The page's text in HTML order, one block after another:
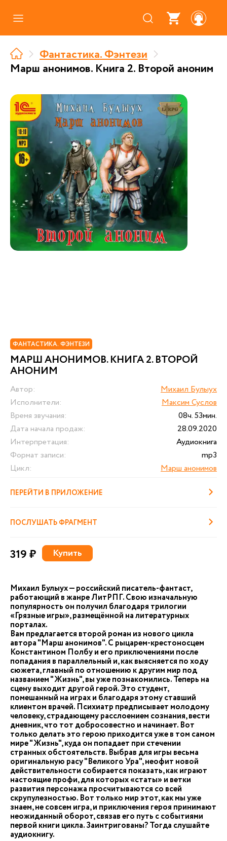
Где купить
О нас
Партнерам
Фантастика. Фэнтези
Марш анонимов. Книга 2. Второй аноним
ФАНТАСТИКА. ФЭНТЕЗИ
МАРШ АНОНИМОВ. КНИГА 2. ВТОРОЙ
АНОНИМ
Автор:
Михаил Булыух
Исполнители:
Максим Суслов
Время звучания:
08ч. 53мин.
Дата начала продаж:
28.09.2020
Интерпретация:
Аудиокнига
Формат записи:
mp3
Цикл:
Марш анонимов
ПЕРЕЙТИ В ПРИЛОЖЕНИЕ
ПОСЛУШАТЬ ФРАГМЕНТ
319 ₽ Купить
Михаил Булыух — российский писатель-фантаст,
работающий в жанре ЛитРПГ. Свою изначальную
популярность он получил благодаря трилогии
«Грязные игры», размещённой на литературных
порталах.
Вам предлагается второй роман из нового цикла
автора "Марш анонимов". С рыцарем-крестоносцем
Константином Полбу и его приключениями после
попадания в параллельный и, как выясняется по ходу
сюжета, главный по отношению к другим мир под
названием "Жизнь", вы уже познакомились. Теперь на
сцену выходит другой герой. Это студент,
помешанный на играх и благодаря этому ставший
клиентом врачей. Психиатр предписывает молодому
человеку, страдающему расслоением сознания, вести
дневник, что тот добросовестно и начинает. Вот
только делать это герою приходится уже в том самом
мире "Жизнь", куда он попадает при стечении
странных обстоятельств. Выбрав для игры весьма
оригинальную расу "Великого Ура", неофит новой
действительности собирается показать, как играют
настоящие профи, для которых «статы» и ветки
развития персонажа просчитываются со всей
скрупулезностью. Вот только мир этот, как мы уже
знаем, не совсем игра, и приключения героя принимают
неожиданный оборот, связав его путь с событиями
первой книги цикла. Заинтригованы? Тогда слушайте
аудиокнигу.